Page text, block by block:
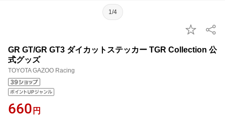
1/4
GR GT/GR GT3 ダイカットステッカー TGR Collection 公
式グッズ
TOYOTA GAZOO Racing
660 円